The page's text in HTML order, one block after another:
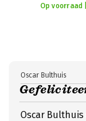
Op voorraad
Oscar Bulthuis
Oscar